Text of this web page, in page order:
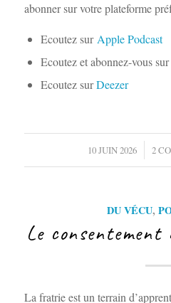
abonner sur votre plateforme
Ecoutez sur Apple Podcast
Ecoutez et abonnez-vous sur
Ecoutez surDeezer
10 JUIN 2026
/ 2
DU VÉCU,
Le
La fratrie est un terrain